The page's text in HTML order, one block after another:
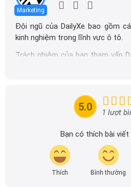
Marketing
Đội ngũ của DailyXe bao gồm
kinh nghiệm trong lĩnh vực ô tô.
Trách nhiệm của ban tham vấn
tin chính xác được đăng tải
tin nhanh chóng và dễ dàng hơn.
5.0 1 lượt
Bạn có thích bài viết
Thích Bình thường